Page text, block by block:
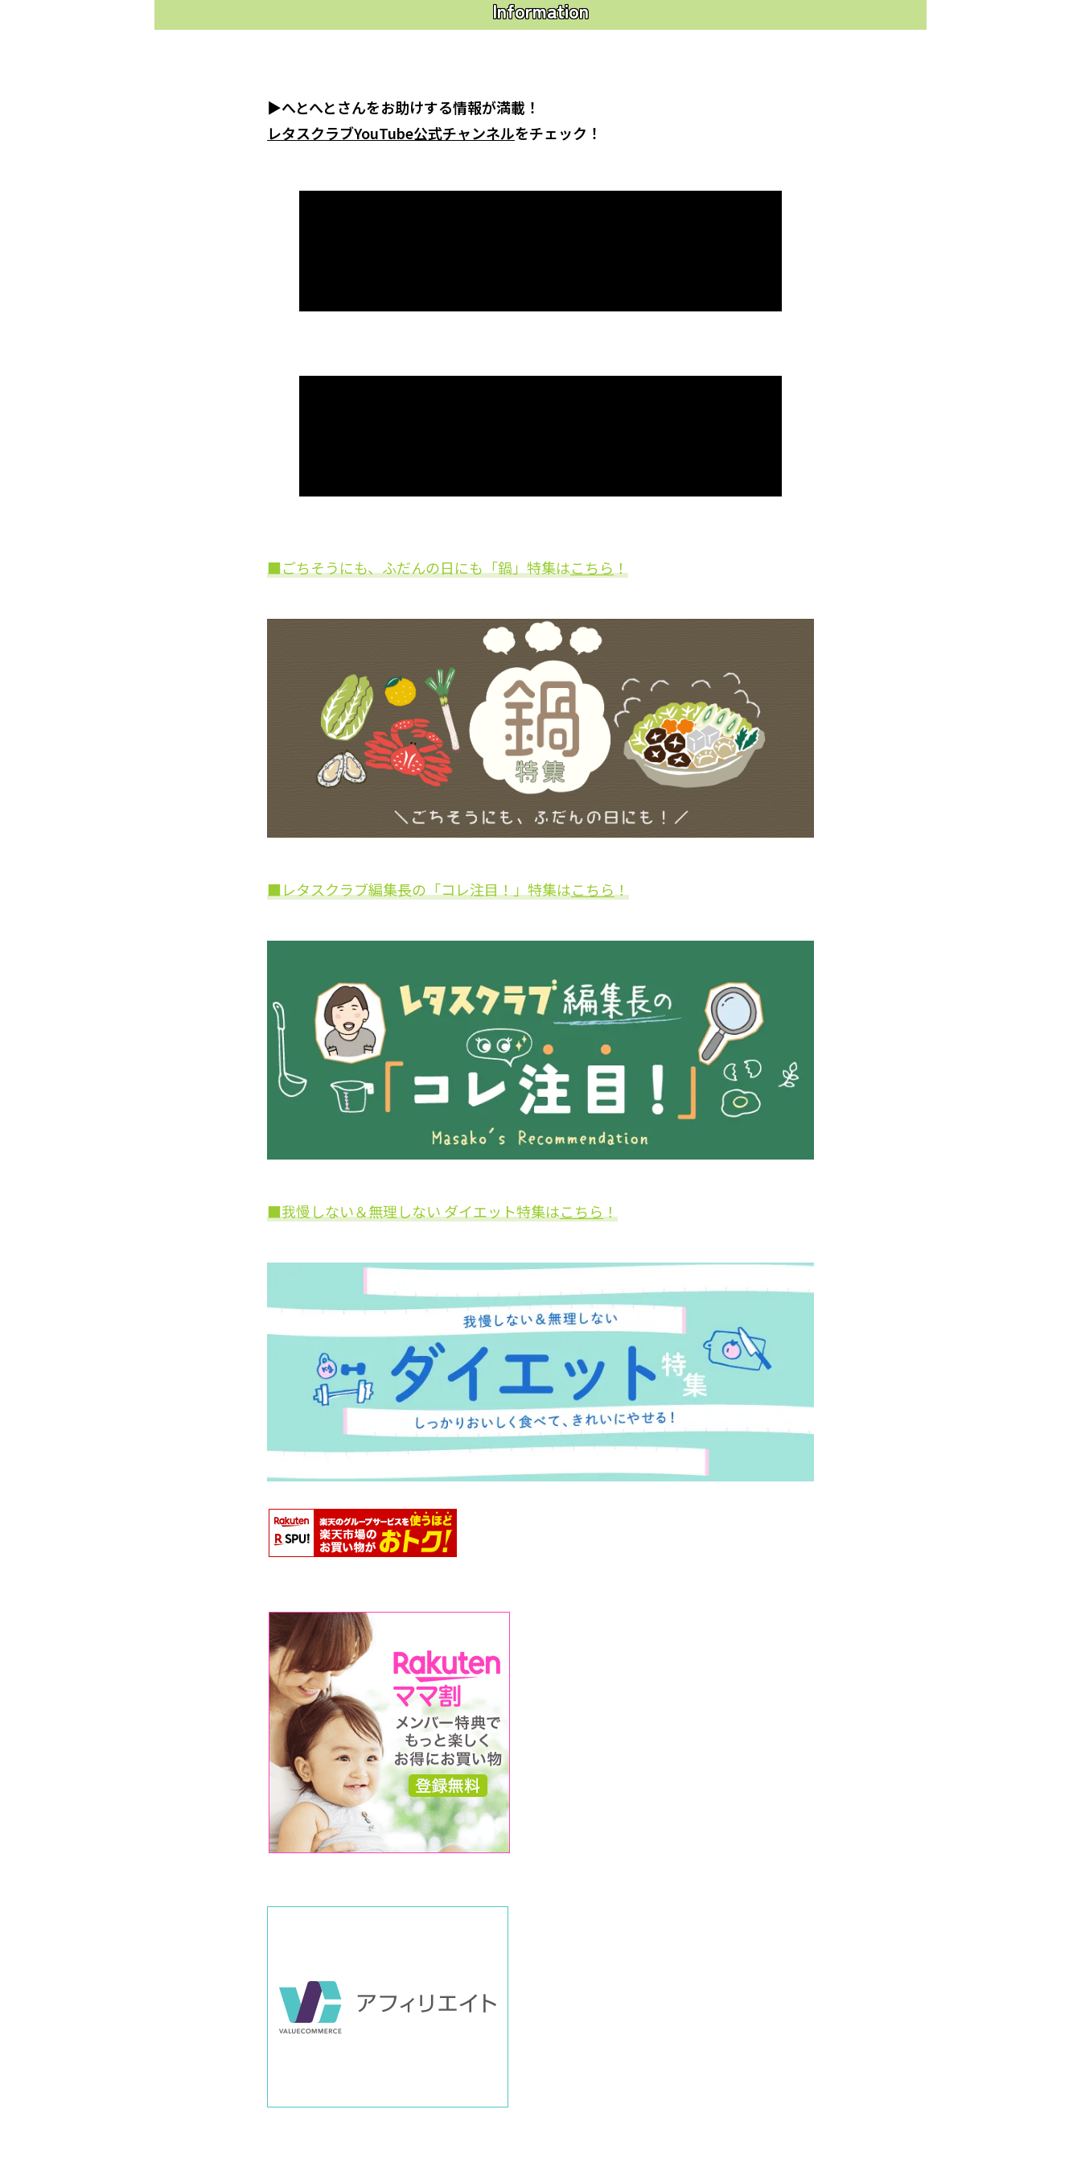
Information
▶へとへとさんをお助けする情報が満載！
レタスクラブYouTube公式チャンネルをチェック！
■ごちそうにも、ふだんの日にも「鍋」特集はこちら ！
■レタスクラブ編集長の「コレ注目！」特集はこちら！
■我慢しない＆無理しない ダイエット特集はこちら！